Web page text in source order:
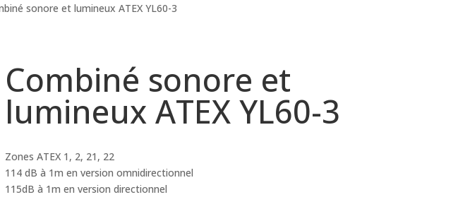
sonore et lumineux ATEX YL60-3
Combiné sonore et
lumineux ATEX YL60-3
Zones ATEX 1, 2, 21, 22
114 dB à 1m en version omnidirectionnel
115dB à 1m en version directionnel